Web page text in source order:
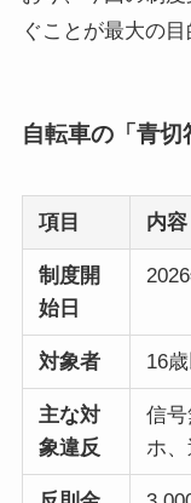
ぐことが最大の目
自転車の「青
項目 内容
制度開
始日
対象者 16
主な対
象違反
信
ホ